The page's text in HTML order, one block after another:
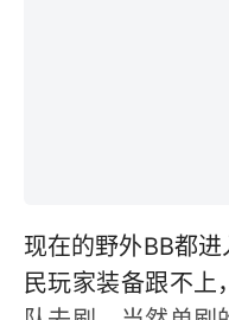
现在的野外BB都
民玩家装备跟不上